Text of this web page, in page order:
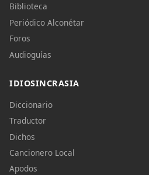
Biblioteca
Periódico Alconétar
Foros
Audioguías
IDIOSINCRASIA
Diccionario
Traductor
Dichos
Cancionero Local
Apodos